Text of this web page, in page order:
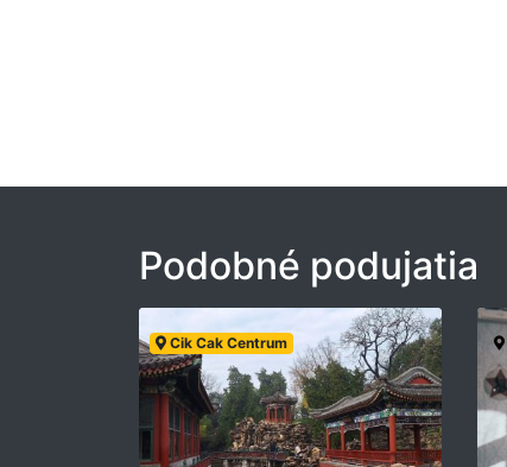
Podobné podujatia
Cik Cak Centrum